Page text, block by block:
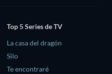
Top 5 Series de TV
La casa del dragón
Silo
Te encontraré